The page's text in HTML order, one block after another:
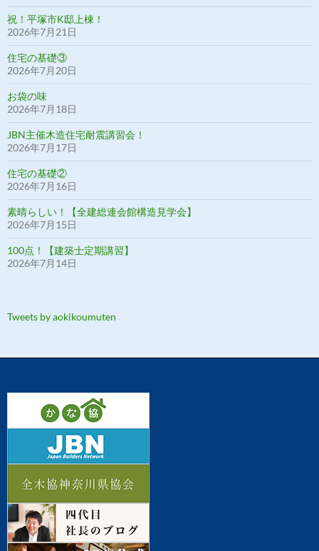
祝！平塚市K邸上棟！
2026年7月21日
住宅の基礎③
2026年7月20日
お袋の味
2026年7月18日
JBN主催木造住宅耐震講習会！
2026年7月17日
住宅の基礎②
2026年7月16日
素晴らしい！【全建総連会館構造見学会】
2026年7月15日
100点！【建築士定期講習】
2026年7月14日
Tweets by aokikoumuten